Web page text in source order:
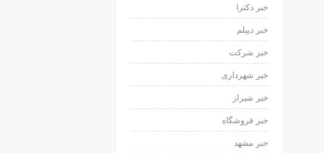
خبر دکترا
خبر دیپلم
خبر شرکت
خبر شهرداری
خبر شیراز
خبر فروشگاه
خبر مشهد